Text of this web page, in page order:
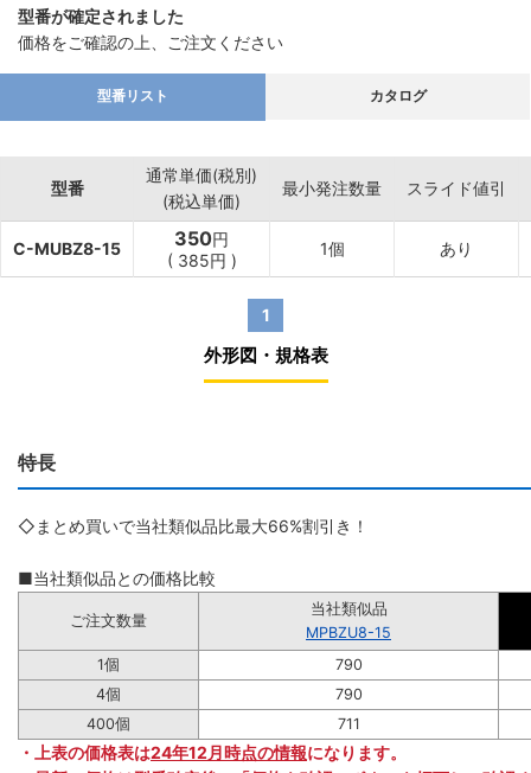
型番が確定されました
価格をご確認の上、ご注文ください
型番リスト カタログ
型番
通常単価(税別)
(税込単価)
最小発注数量 スライド値引
C-MUBZ8-15 350円
( 385円 )
1個 あり
1
外形図・規格表
特長
◇まとめ買いで当社類似品比最大66%割引き！
■当社類似品との価格比較
ご注文数量
当社類似品
MPBZU8-15
1個
790
4個
790
400個
711
・上表の価格表は24年12月時点の情報になります。